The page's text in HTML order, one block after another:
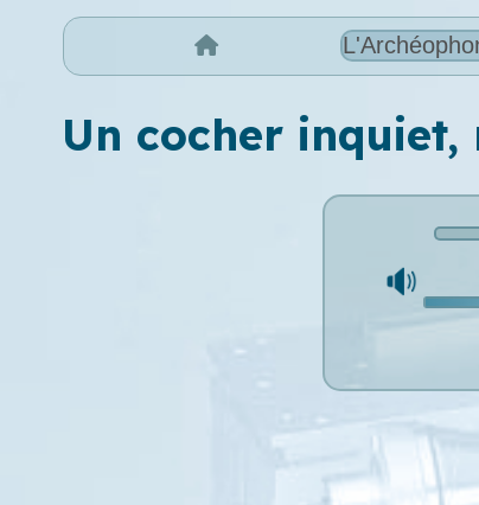
Un cocher inquiet,